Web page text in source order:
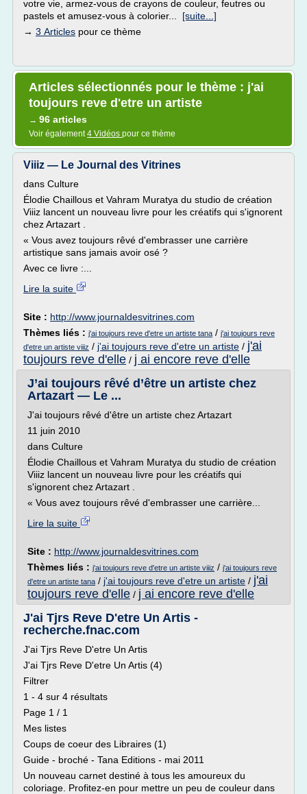
votre vie, armez-vous de crayons de couleur, feutres ou
pastels et amusez-vous à colorier... [suite...]
→ 3 Articles pour ce thème
Articles sélectionnés pour le thème : j'ai
toujours reve d'etre un artiste
→ 96 articles
Voir également4 Vidéos pour ce thème
Viiiz — Le Journal des Vitrines
dans Culture
Élodie Chaillous et Vahram Muratya du studio de création
Viiiz lancent un nouveau livre pour les créatifs qui s'ignorent
chez Artazart .
« Vous avez toujours rêvé d'embrasser une carrière
artistique sans jamais avoir osé ?
Avec ce livre :...
Lire la suite
Site : http://www.journaldesvitrines.com
Thèmes liés : j'ai toujours reve d'etre un artiste tana / j'ai toujours reve
d'etre un artiste viiiz / j'ai toujours reve d'etre un artiste / j'ai
toujours reve d'elle / j ai encore reve d'elle
J’ai toujours rêvé d’être un artiste chez
Artazart — Le ...
J'ai toujours rêvé d'être un artiste chez Artazart
11 juin 2010
dans Culture
Élodie Chaillous et Vahram Muratya du studio de création
Viiiz lancent un nouveau livre pour les créatifs qui
s'ignorent chez Artazart .
« Vous avez toujours rêvé d'embrasser une carrière...
Lire la suite
Site : http://www.journaldesvitrines.com
Thèmes liés : j'ai toujours reve d'etre un artiste viiiz / j'ai toujours reve
d'etre un artiste tana / j'ai toujours reve d'etre un artiste / j'ai
toujours reve d'elle / j ai encore reve d'elle
J'ai Tjrs Reve D'etre Un Artis -
recherche.fnac.com
J'ai Tjrs Reve D'etre Un Artis
J'ai Tjrs Reve D'etre Un Artis (4)
Filtrer
1 - 4 sur 4 résultats
Page 1 / 1
Mes listes
Coups de coeur des Libraires (1)
Guide - broché - Tana Editions - mai 2011
Un nouveau carnet destiné à tous les amoureux du
coloriage. Profitez-en pour mettre un peu de couleur dans